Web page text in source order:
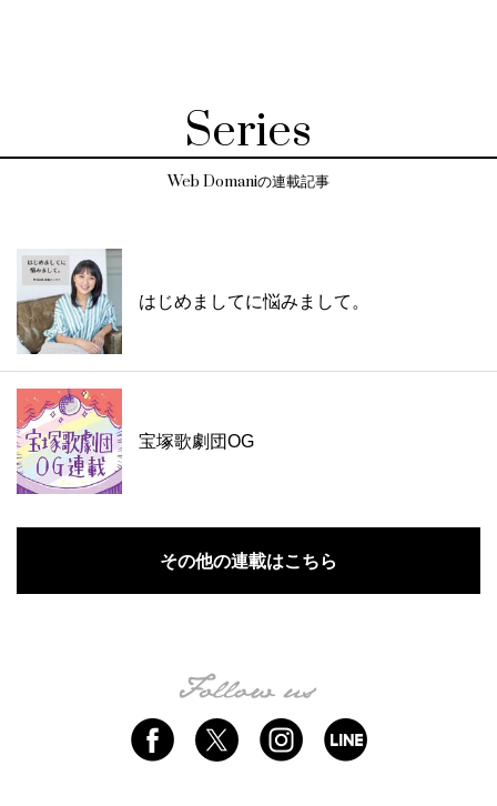
Series
Web Domaniの連載記事
はじめましてに悩みまして。
宝塚歌劇団OG
その他の連載はこちら